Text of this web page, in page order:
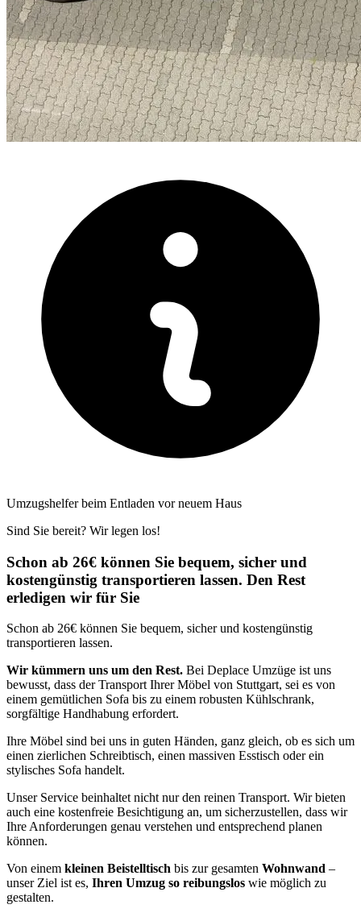
Umzugshelfer beim Entladen vor neuem Haus
Sind Sie bereit? Wir legen los!
Schon ab 26€ können Sie bequem, sicher und
kostengünstig transportieren lassen. Den Rest
erledigen wir für Sie
Schon ab 26€ können Sie bequem, sicher und kostengünstig
transportieren lassen.
Wir kümmern uns um den Rest. Bei Deplace Umzüge ist uns
bewusst, dass der Transport Ihrer Möbel von Stuttgart, sei es von
einem gemütlichen Sofa bis zu einem robusten Kühlschrank,
sorgfältige Handhabung erfordert.
Ihre Möbel sind bei uns in guten Händen, ganz gleich, ob es sich um
einen zierlichen Schreibtisch, einen massiven Esstisch oder ein
stylisches Sofa handelt.
Unser Service beinhaltet nicht nur den reinen Transport. Wir bieten
auch eine kostenfreie Besichtigung an, um sicherzustellen, dass wir
Ihre Anforderungen genau verstehen und entsprechend planen
können.
Von einem kleinen Beistelltisch bis zur gesamten Wohnwand –
unser Ziel ist es, Ihren Umzug so reibungslos wie möglich zu
gestalten.